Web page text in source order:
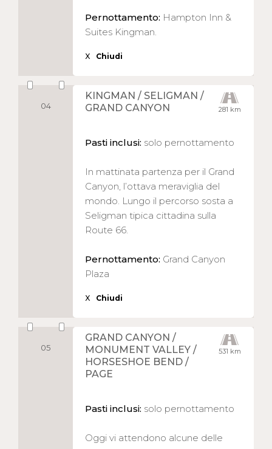
Pernottamento: Hampton Inn &
Suites Kingman.
X Chiudi
04 281 km
KINGMAN / SELIGMAN /
GRAND CANYON
Pasti inclusi: solo pernottamento
In mattinata partenza per il Grand
Canyon, l’ottava meraviglia del
mondo. Lungo il percorso sosta a
Seligman tipica cittadina sulla
Route 66.
Pernottamento: Grand Canyon
Plaza
X Chiudi
05 531 km
GRAND CANYON /
MONUMENT VALLEY /
HORSESHOE BEND /
PAGE
Pasti inclusi: solo pernottamento
Oggi vi attendono alcune delle